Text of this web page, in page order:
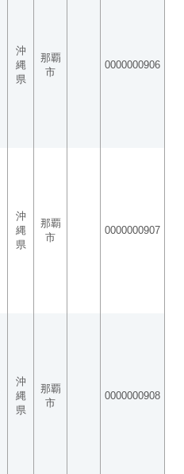
沖
縄
県
那覇
市
0000000906
沖
縄
県
那覇
市
0000000907
沖
縄
県
那覇
市
0000000908